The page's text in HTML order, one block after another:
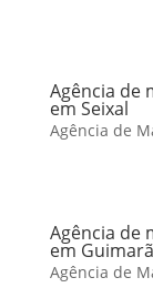
Agência de
em Seixal
Agência de
Agência de
em
Agência de